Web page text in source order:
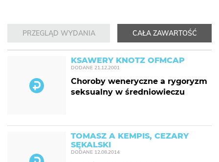
PRZEGLĄD WYDANIA CAŁA ZAWARTOŚĆ
KSAWERY KNOTZ OFMCAP
DODANE 21.12.2001
Choroby weneryczne a rygoryzm
seksualny w średniowieczu
TOMASZ A KEMPIS, CEZARY
SĘKALSKI
DODANE 12.08.2014